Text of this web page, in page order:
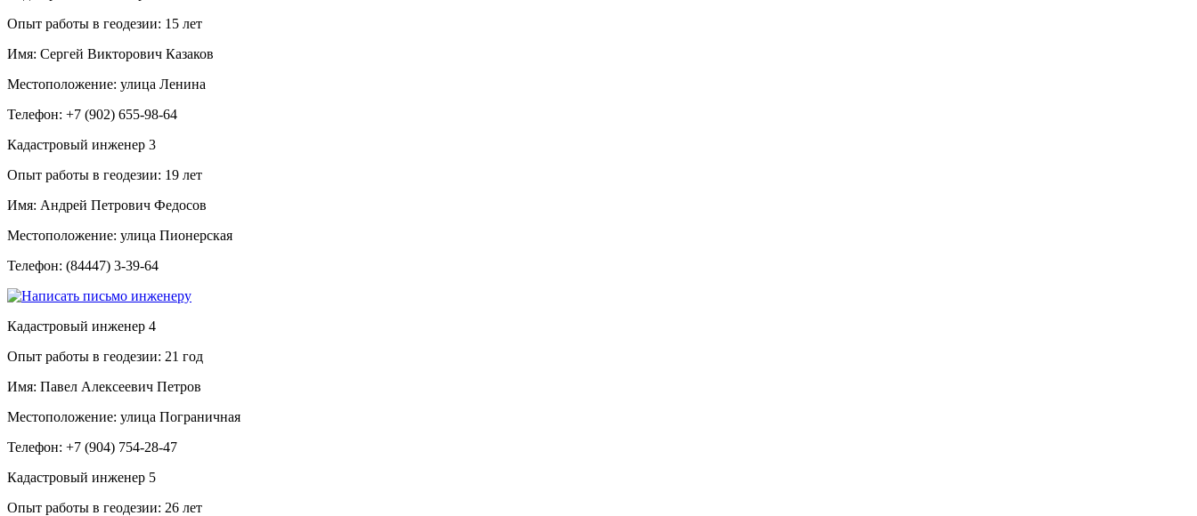
Опыт работы в геодезии: 15 лет
Имя: Сергей Викторович Казаков
Местоположение: улица Ленина
Телефон: +7 (902) 655-98-64
Кадастровый инженер 3
Опыт работы в геодезии: 19 лет
Имя: Андрей Петрович Федосов
Местоположение: улица Пионерская
Телефон: (84447) 3-39-64
Кадастровый инженер 4
Опыт работы в геодезии: 21 год
Имя: Павел Алексеевич Петров
Местоположение: улица Пограничная
Телефон: +7 (904) 754-28-47
Кадастровый инженер 5
Опыт работы в геодезии: 26 лет